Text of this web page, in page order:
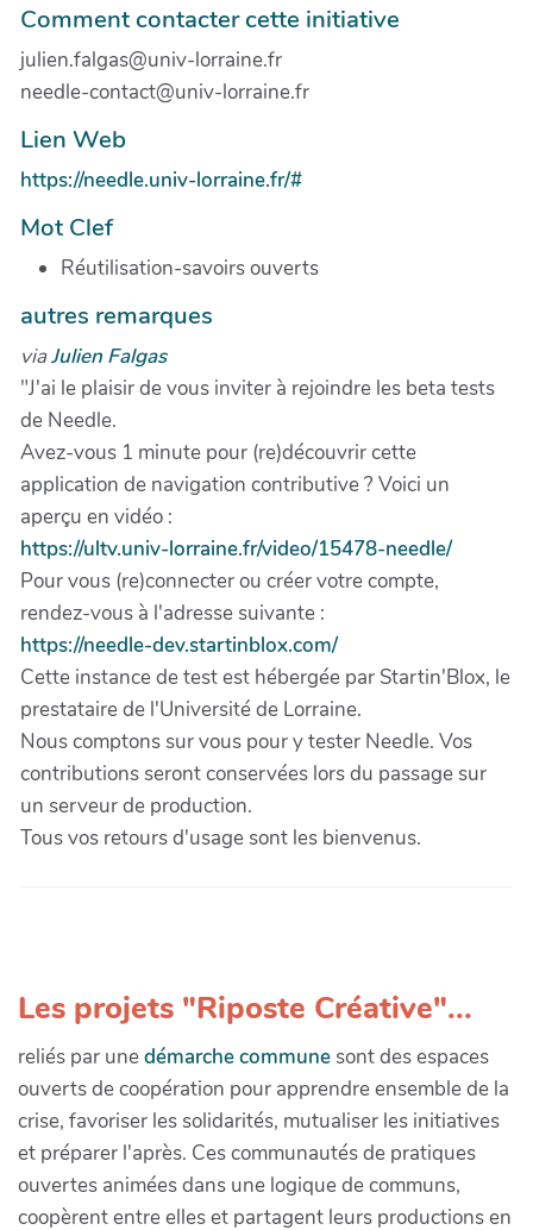
Comment contacter cette initiative
julien.falgas@univ-lorraine.fr
needle-contact@univ-lorraine.fr
Lien Web
https://needle.univ-lorraine.fr/#
Mot Clef
Réutilisation-savoirs ouverts
autres remarques
viaJulien Falgas
"J'ai le plaisir de vous inviter à rejoindre les beta tests
de Needle.
Avez-vous 1 minute pour (re)découvrir cette
application de navigation contributive ? Voici un
aperçu en vidéo :
https://ultv.univ-lorraine.fr/video/15478-needle/
Pour vous (re)connecter ou créer votre compte,
rendez-vous à l'adresse suivante :
https://needle-dev.startinblox.com/
Cette instance de test est hébergée par Startin'Blox, le
prestataire de l'Université de Lorraine.
Nous comptons sur vous pour y tester Needle. Vos
contributions seront conservées lors du passage sur
un serveur de production.
Tous vos retours d'usage sont les bienvenus.